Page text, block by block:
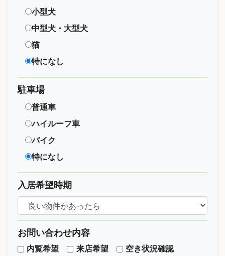
小型犬
中型犬・大型犬
猫
特になし
駐車場
普通車
ハイルーフ車
バイク
特になし
入居希望時期
お問い合わせ内容
内覧希望 来店希望
空き状況確認